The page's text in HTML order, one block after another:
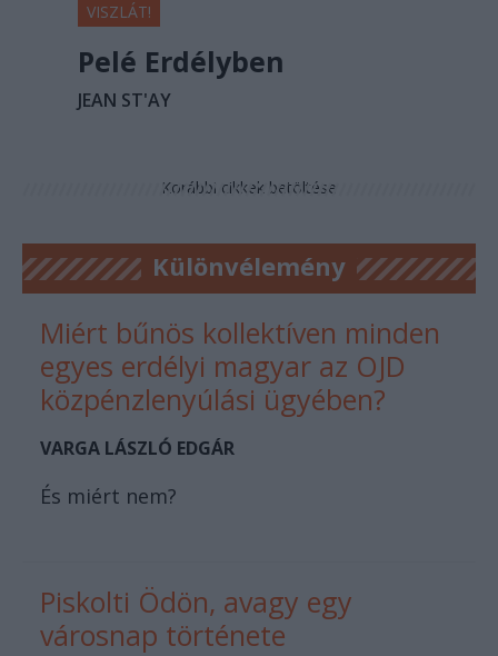
VISZLÁT!
Pelé Erdélyben
JEAN ST'AY
Korábbi cikkek betöltése
Különvélemény
Miért bűnös kollektíven minden
egyes erdélyi magyar az OJD
közpénzlenyúlási ügyében?
VARGA LÁSZLÓ EDGÁR
És miért nem?
Piskolti Ödön, avagy egy
városnap története